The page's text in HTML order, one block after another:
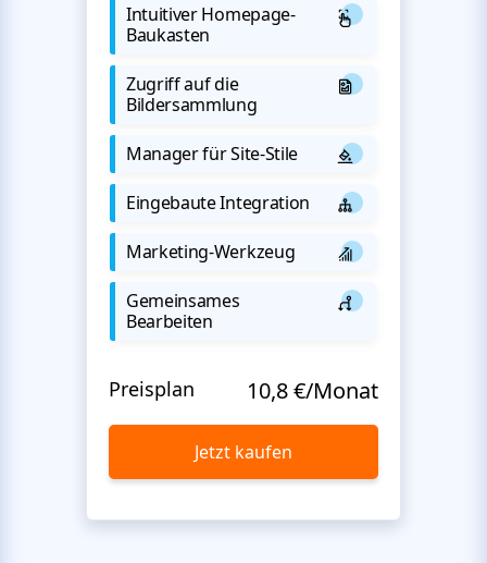
Intuitiver Homepage-
Baukasten
Zugriff auf die
Bildersammlung
Manager für Site-Stile
Eingebaute Integration
Marketing-Werkzeug
Gemeinsames
Bearbeiten
Preisplan 10,8 €/Monat
Jetzt kaufen